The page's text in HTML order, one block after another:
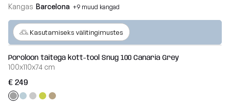
Vaata
kõiki
Kangas Barcelona +9 muud kangad
Veel
Kasutamiseks välitingimustes
Poroloon täitega kott-tool Snug 100 Canaria Grey
100x110x74 cm
€ 249